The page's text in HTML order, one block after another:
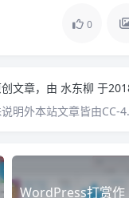
0
文章，由 水东柳 于
明外本站文章皆由CC-
WordPress打赏作